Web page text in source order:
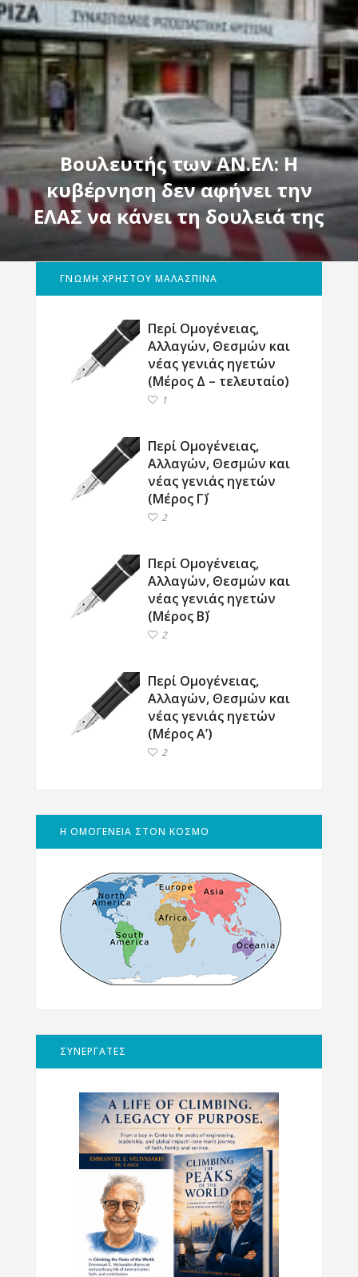
Βουλευτής των ΑΝ.ΕΛ: Η
κυβέρνηση δεν αφήνει την
ΕΛΑΣ να κάνει τη δουλειά της
ΓΝΩΜΗ ΧΡΗΣΤΟΥ ΜΑΛΑΣΠΙΝΑ
Περί Ομογένειας,
Αλλαγών, Θεσμών και
νέας γενιάς ηγετών
(Μέρος Δ – τελευταίο)
1
Περί Ομογένειας,
Αλλαγών, Θεσμών και
νέας γενιάς ηγετών
(Μέρος Γ΄)
2
Περί Ομογένειας,
Αλλαγών, Θεσμών και
νέας γενιάς ηγετών
(Μέρος Β΄)
2
Περί Ομογένειας,
Αλλαγών, Θεσμών και
νέας γενιάς ηγετών
(Μέρος Α’)
2
Η ΟΜΟΓΕΝΕΙΑ ΣΤΟΝ ΚΟΣΜΟ
ΣΥΝΕΡΓΑΤΕΣ